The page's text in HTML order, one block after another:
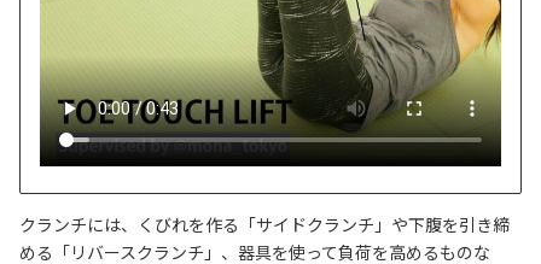
クランチには、くびれを作る「サイドクランチ」や下腹を引き締
める「リバースクランチ」、器具を使って負荷を高めるものな